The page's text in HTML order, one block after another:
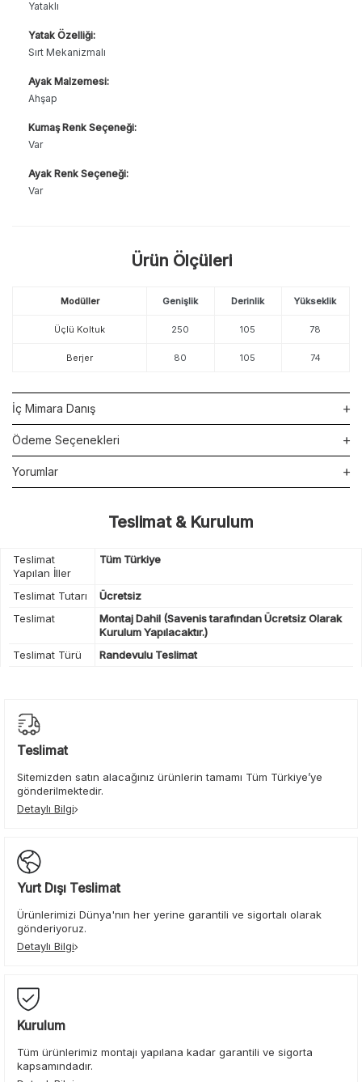
Yataklı
Yatak Özelliği:
Sırt Mekanizmalı
Ayak Malzemesi:
Ahşap
Kumaş Renk Seçeneği:
Var
Ayak Renk Seçeneği:
Var
Ürün Ölçüleri
Modüller Genişlik Derinlik Yükseklik
Üçlü Koltuk 250 105 78
Berjer 80 105 74
İç Mimara Danış
Ödeme Seçenekleri
Yorumlar
Teslimat & Kurulum
Teslimat
Yapılan İller
Tüm Türkiye
Teslimat Tutarı
Ücretsiz
Teslimat
Montaj Dahil (Savenis tarafından Ücretsiz Olarak
Kurulum Yapılacaktır.)
Teslimat Türü
Randevulu Teslimat
Teslimat
Sitemizden satın alacağınız ürünlerin tamamı Tüm Türkiye’ye
gönderilmektedir.
Detaylı Bilgi
Yurt Dışı Teslimat
Ürünlerimizi Dünya'nın her yerine garantili ve sigortalı olarak
gönderiyoruz.
Detaylı Bilgi
Kurulum
Tüm ürünlerimiz montajı yapılana kadar garantili ve sigorta
kapsamındadır.